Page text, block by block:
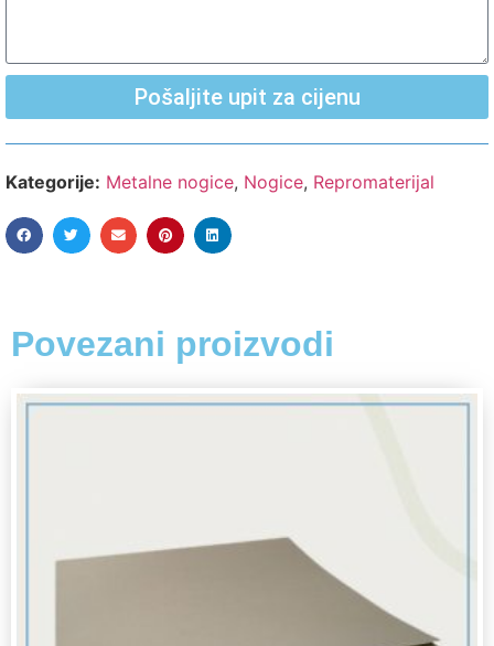
Pošaljite upit za cijenu
Kategorije: Metalne nogice, Nogice, Repromaterijal
Povezani proizvodi